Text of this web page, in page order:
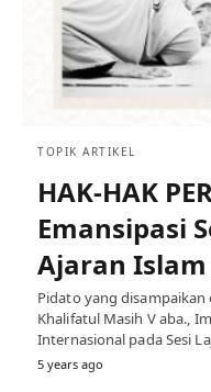
TOPIK ARTIKEL
HAK-HAK
Emansipasi
Ajaran Islam
Pidato yang
Khalifatul Masih V aba.,
Internasional pada Sesi
5 years ago